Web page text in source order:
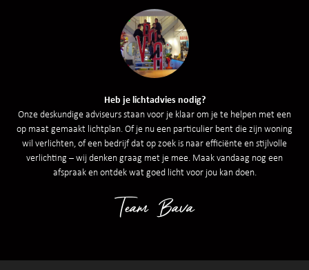
Heb je lichtadvies nodig?
Onze deskundige adviseurs staan voor je klaar om je te helpen met een
op maat gemaakt lichtplan. Of je nu een particulier bent die zijn woning
wil verlichten, of een bedrijf dat op zoek is naar efficiënte en stijlvolle
verlichting – wij denken graag met je mee. Maak vandaag nog een
afspraak en ontdek wat goed licht voor jou kan doen.
Team Bava